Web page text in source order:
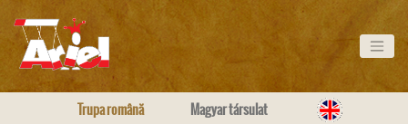
Trupa română Magyar társulat